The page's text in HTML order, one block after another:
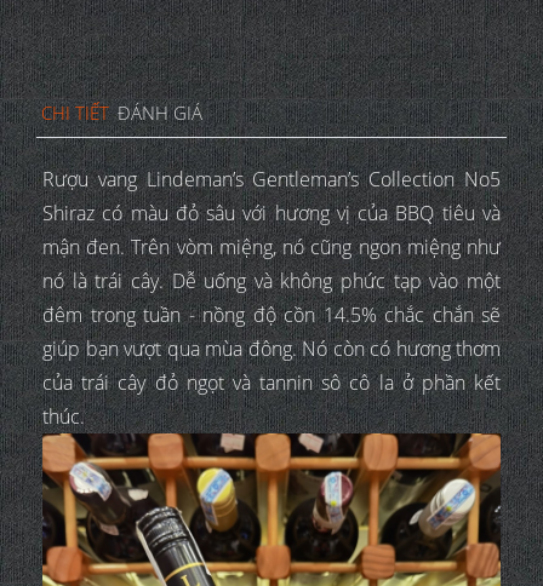
CHI TIẾT ĐÁNH GIÁ
Rượu vang Lindeman’s Gentleman’s Collection No5
Shiraz có màu đỏ sâu với hương vị của BBQ tiêu và
mận đen. Trên vòm miệng, nó cũng ngon miệng như
nó là trái cây. Dễ uống và không phức tạp vào một
đêm trong tuần - nồng độ cồn 14.5% chắc chắn sẽ
giúp bạn vượt qua mùa đông. Nó còn có hương thơm
của trái cây đỏ ngọt và tannin sô cô la ở phần kết
thúc.